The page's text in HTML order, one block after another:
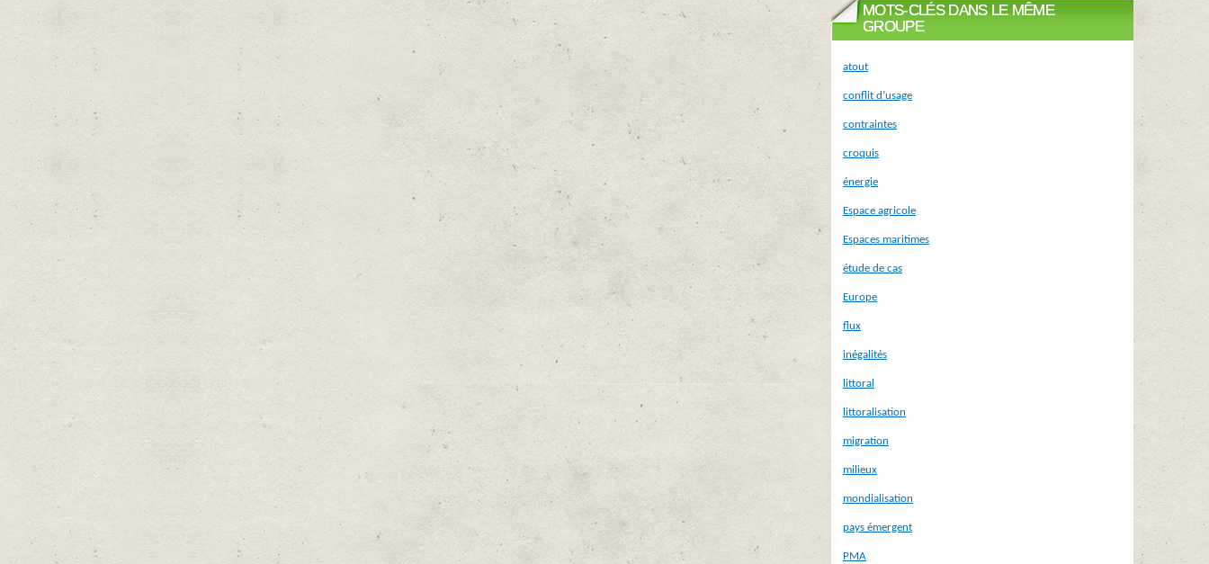
MOTS-CLÉS DANS LE MÊME
GROUPE
atout
conflit d’usage
contraintes
croquis
énergie
Espace agricole
Espaces maritimes
étude de cas
Europe
flux
inégalités
littoral
littoralisation
migration
milieux
mondialisation
pays émergent
PMA